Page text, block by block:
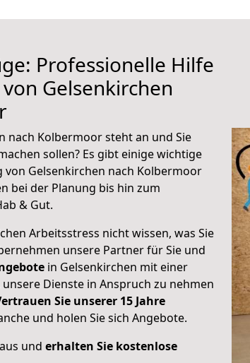
Professionelle Hilfe
Gelsenkirchen
nach Kolbermoor steht an und Sie
sollen? Es gibt einige wichtige
von Gelsenkirchen nach Kolbermoor
bei der Planung bis hin zum
& Gut.
Arbeitsstress nicht wissen, was Sie
unsere Partner für Sie und
in Gelsenkirchen mit einer
unsere Dienste in Anspruch zu nehmen
Sie unserer 15 Jahre
und holen Sie sich Angebote.
und erhalten Sie kostenlose